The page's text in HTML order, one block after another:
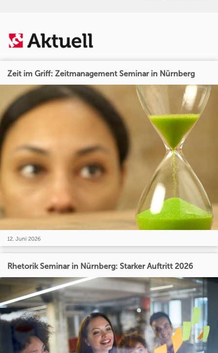
Zeit im Griff: Zeitmanagement Seminar in Nürnberg
12. Juni 2026
Rhetorik Seminar in Nürnberg: Starker Auftritt 2026